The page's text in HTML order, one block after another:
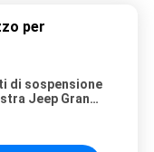
per
di sospensione
Jeep Grand